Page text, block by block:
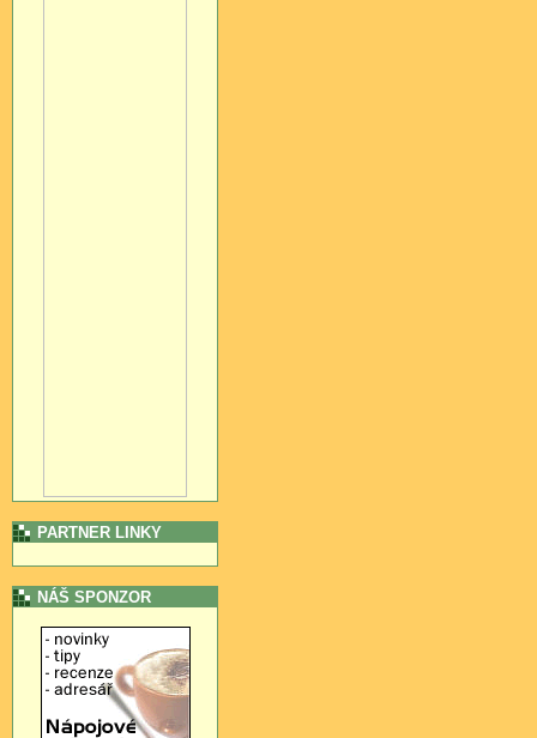
PARTNER LINKY
NÁŠ SPONZOR